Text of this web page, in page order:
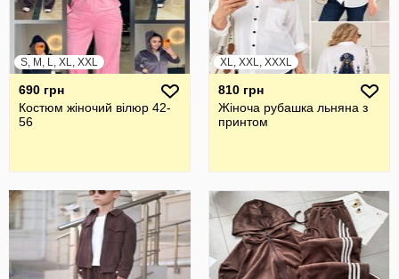
S, M, L, XL, XXL
690 грн
Костюм жіночий вілюр 42-
56
XL, XXL, XXXL
810 грн
Жiноча рубашка льняна з
принтом